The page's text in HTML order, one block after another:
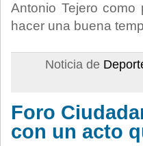
Antonio Tejero
hacer una buena
Noticia de
Foro
con un acto